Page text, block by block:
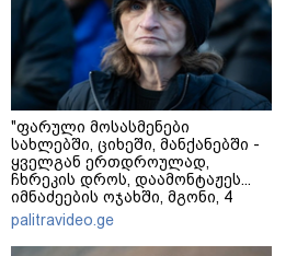
"ფარული მოსასმენები
სახლებში, ციხეში, მანქანებში -
ყველგან ერთდროულად,
ჩხრეკის დროს, დაამონტაჟეს...
იმნაძეების ოჯახში, მგონი, 4
მოსასმენი იყო..." - ეკა კუპატაძე
palitravideo.ge